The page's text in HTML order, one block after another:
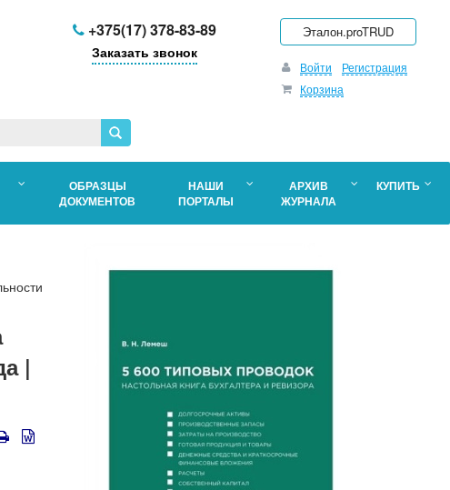
+375(17) 378-83-89
Заказать звонок
Эталон.proTRUD
Войти
Регистрация
Корзина
ОБРАЗЦЫ
ДОКУМЕНТОВ
НАШИ
ПОРТАЛЫ
АРХИВ
ЖУРНАЛА
КУПИТЬ
|